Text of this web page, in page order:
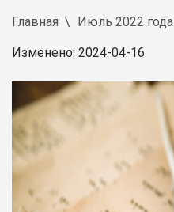
Главная Июль 2022 года
Изменено: 2024-04-16